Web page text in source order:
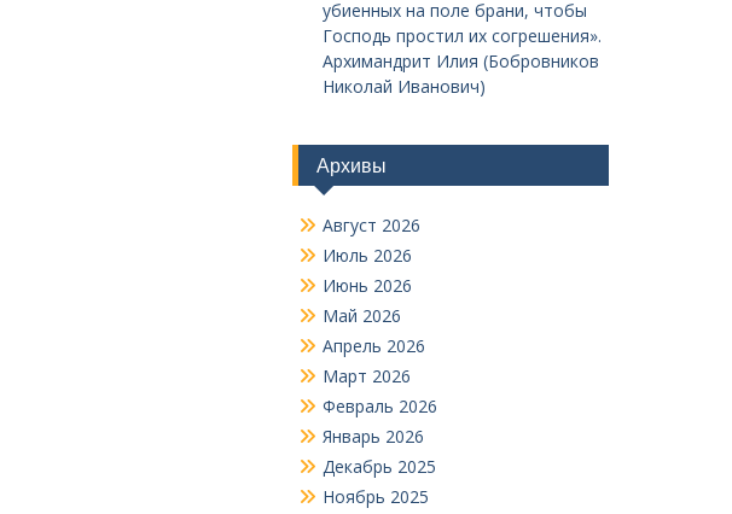
убиенных на поле брани, чтобы
Господь простил их согрешения».
Архимандрит Илия (Бобровников
Николай Иванович)
Архивы
Август 2026
Июль 2026
Июнь 2026
Май 2026
Апрель 2026
Март 2026
Февраль 2026
Январь 2026
Декабрь 2025
Ноябрь 2025